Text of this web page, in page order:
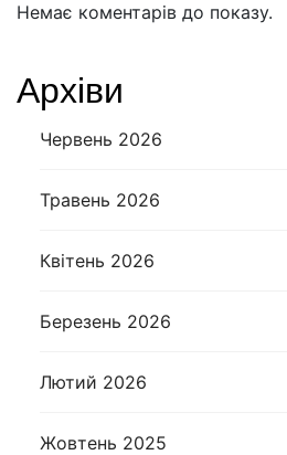
Немає коментарів до показу.
Архіви
Червень 2026
Травень 2026
Квітень 2026
Березень 2026
Лютий 2026
Жовтень 2025